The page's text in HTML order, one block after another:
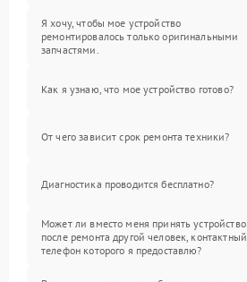
Я хочу, чтобы мое устройство
ремонтировалось только оригинальными
запчастями.
Как я узнаю, что мое устройство готово?
От чего зависит срок ремонта техники?
Диагностика проводится бесплатно?
Может ли вместо меня принять устройство
после ремонта другой человек, контактный
телефон которого я предоставлю?